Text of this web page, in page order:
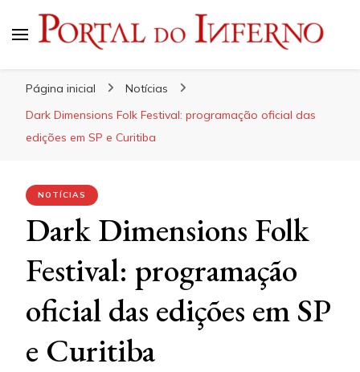
Página inicial
Notícias
Dark Dimensions Folk Festival: programação oficial das
edições em SP e Curitiba
NOTÍCIAS
Dark Dimensions Folk
Festival: programação
oficial das edições em SP
e Curitiba